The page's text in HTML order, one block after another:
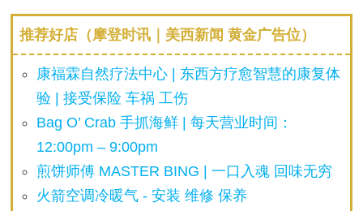
推荐好店（摩登时讯｜美西新闻 黄金广告位）
康福霖自然疗法中心 | 东西方疗愈智慧的康复体
验 | 接受保险 车祸 工伤
Bag O’ Crab 手抓海鲜 | 每天营业时间：
12:00pm – 9:00pm
煎饼师傅 MASTER BING | 一口入魂 回味无穷
火箭空调冷暖气 - 安装 维修 保养